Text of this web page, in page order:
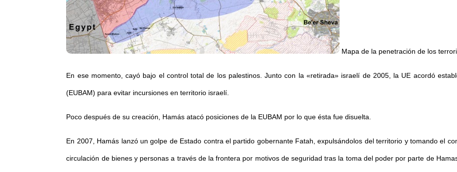
Mapa de la penetración de los
En ese momento, cayó bajo el control total de los palestinos. Junto con la «retirada» israelí de 2005, la UE acordó
(EUBAM) para evitar incursiones en territorio israelí.
Poco después de su creación, Hamás atacó posiciones de la EUBAM por lo que ésta fue disuelta.
En 2007, Hamás lanzó un golpe de Estado contra el partido gobernante Fatah, expulsándolos del territorio y tomando el
circulación de bienes y personas a través de la frontera por motivos de seguridad tras la toma del poder por parte de